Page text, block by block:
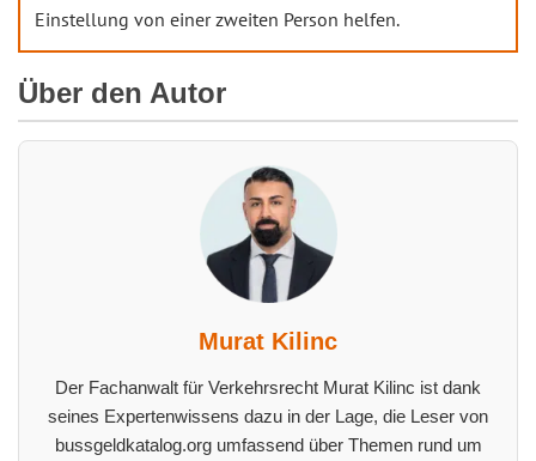
Einstellung von einer zweiten Person helfen.
Über den Autor
Murat Kilinc
Der Fachanwalt für Verkehrsrecht Murat Kilinc ist dank
seines Expertenwissens dazu in der Lage, die Leser von
bussgeldkatalog.org umfassend über Themen rund um